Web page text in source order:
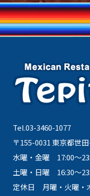
Tel.03-3460-1077
〒155-0031 東京都世
水曜・金曜 17:00～
土曜・日曜 16:30～
定休日 月曜・火曜・